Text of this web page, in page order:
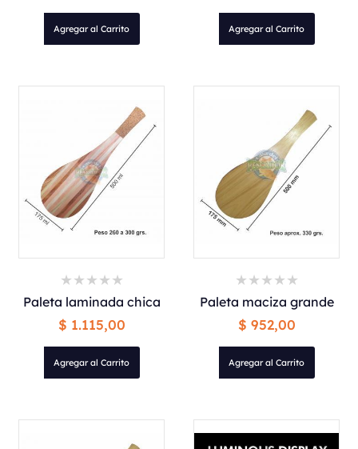
Agregar al Carrito Agregar al Carrito
Paleta laminada chica
$ 1.115,00
Agregar al Carrito
Paleta maciza grande
$ 952,00
Agregar al Carrito